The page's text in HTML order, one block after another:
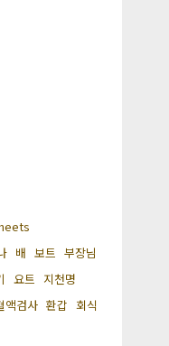
배 보트 부장님
요트 지천명
액검사 환갑 회식